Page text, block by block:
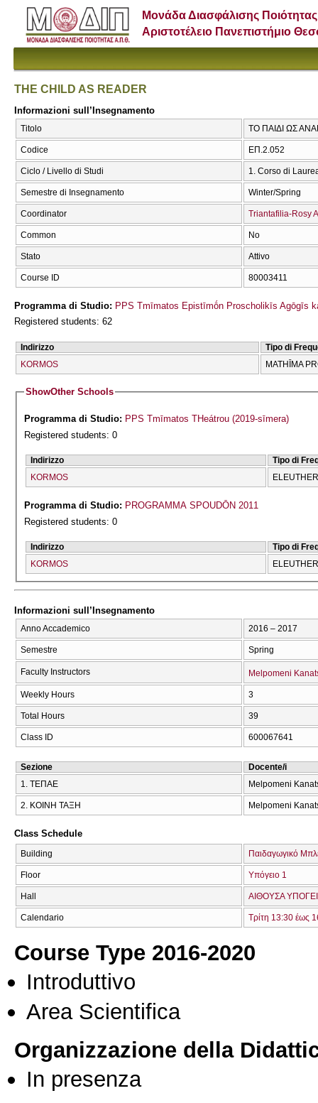
Μονάδα Διασφάλισης Ποιότητας
Αριστοτέλειο Πανεπιστήμιο
THE CHILD AS READER
Informazioni sull’Insegnamento
Titolo ΤΟ ΠΑΙΔΙ ΩΣ
Codice ΕΠ.2.052
Ciclo / Livello di Studi 1. Corso di
Semestre di Insegnamento Winter/Spring
Coordinator Triantafilia-Rosy
Common No
Stato Attivo
Course ID 80003411
Programma di Studio: PPS Tmīmatos Epistīmṓn Proscholikīs Agōgīs
Registered students: 62
Indirizzo
Tipo di
KORMOS
MATHĪMA
ShowOther Schools
Programma di Studio: PPS Tmīmatos THeátrou (2019-sīmera)
Registered students: 0
Indirizzo
Tipo di
KORMOS
Programma di Studio: PROGRAMMA SPOUDŌN 2011
Registered students: 0
Indirizzo
Tipo di
KORMOS
Informazioni sull’Insegnamento
Anno Accademico 2016 – 2017
Semestre Spring
Faculty Instructors Melpomeni
Weekly Hours 3
Total Hours 39
Class ID 600067641
Sezione
Docente/i
1. ΤΕΠΑΕ
Melpomeni
2. ΚΟΙΝΗ ΤΑΞΗ Melpomeni
Class Schedule
Building Παιδαγωγικό
Floor Υπόγειο 1
Hall ΑΙΘΟΥΣΑ
Calendario Τρίτη 13:30 έως
Course Type 2016-2020
Introduttivo
Area Scientifica
Organizzazione della
In presenza